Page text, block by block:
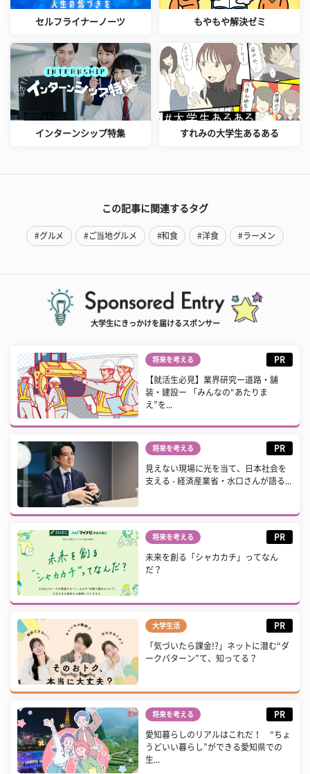
セルフライナーノーツ もやもや解決ゼミ
インターンシップ特集 すれみの大学生あるある
この記事に関連するタグ
#グルメ #ご当地グルメ #和食 #洋食 #ラーメン
大学生にきっかけを届けるスポンサー
将来を考える PR
【就活生必見】業界研究ー道路・舗
装・建設ー 「みんなの“あたりま
え”を...
将来を考える PR
見えない現場に光を当て、日本社会を
支える - 経済産業省・水口さんが語る...
将来を考える PR
未来を創る「シャカカチ」ってなん
だ？
大学生活 PR
「気づいたら課金!?」ネットに潜む“ダ
ークパターン”て、知ってる？
将来を考える PR
愛知暮らしのリアルはこれだ！ “ちょ
うどいい暮らし”ができる愛知県での
生...